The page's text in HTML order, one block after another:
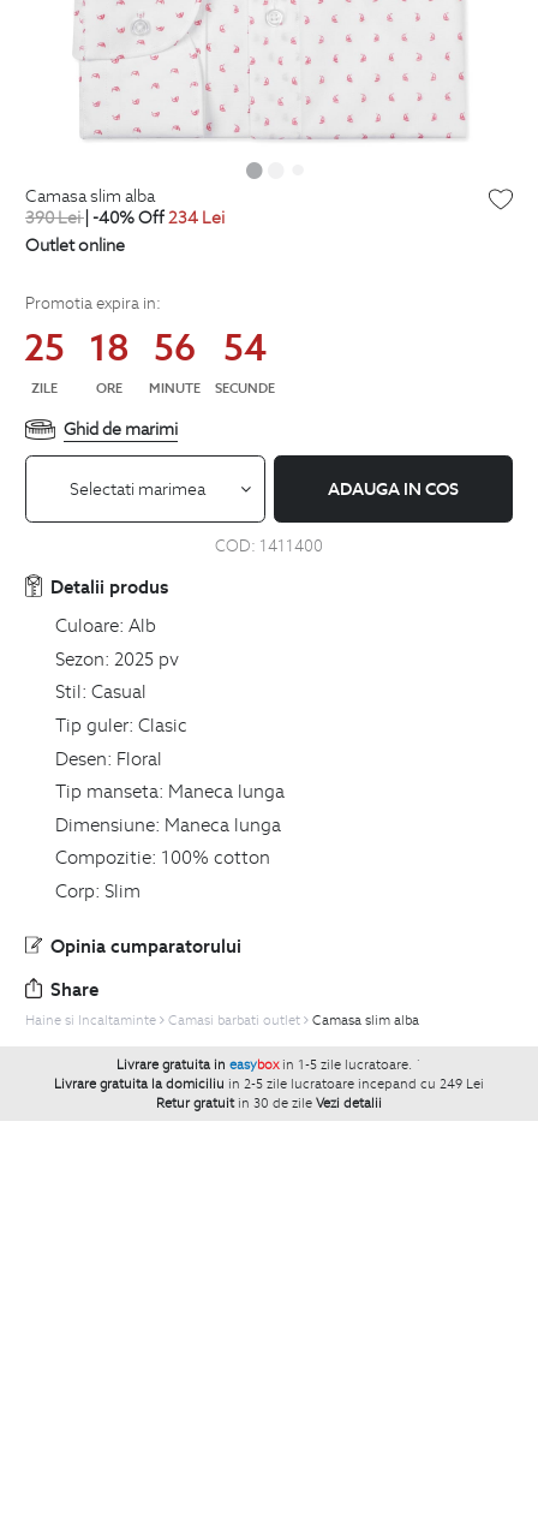
camasa slim alba
390Lei| -40% Off234 Lei
Outlet online
Promotia expira in:
25
ZILE
18
ORE
56
MINUTE
53
SECUNDE
Ghid de marimi
Selectati marimea ADAUGA IN COS
COD: 1411400
Detalii produs
Culoare: Alb
Sezon: 2025 pv
Stil: Casual
Tip guler: Clasic
Desen: Floral
Tip manseta: Maneca lunga
Dimensiune: Maneca lunga
Compozitie: 100% cotton
Corp: Slim
Opinia cumparatorului
Share
Haine si Incaltaminte Camasi barbati outlet Camasa slim alba
Livrare gratuita in easybox in 1-5 zile lucratoare. `
Livrare gratuita la domiciliu in 2-5 zile lucratoare incepand cu 249 Lei
Retur gratuit in 30 de zile Vezi detalii